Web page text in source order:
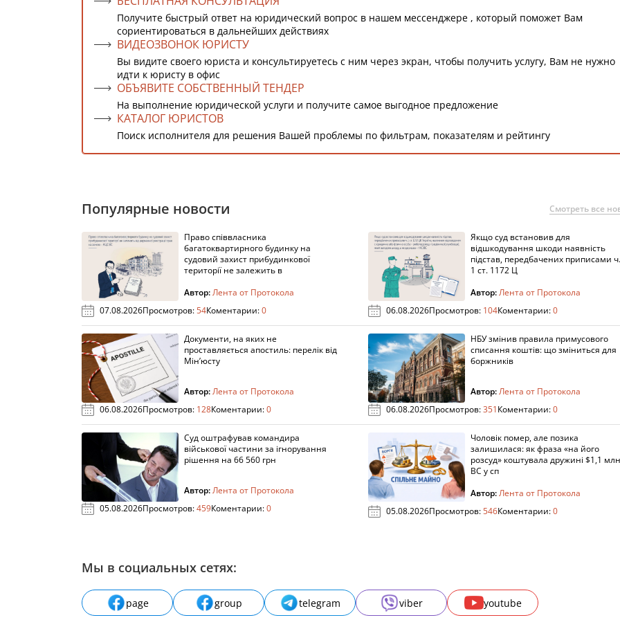
Получите быстрый ответ на юридический вопрос в нашем мессенджере , который поможет Вам
сориентироваться в дальнейших действиях
ВИДЕОЗВОНОК ЮРИСТУ
Вы видите своего юриста и консультируетесь с ним через экран, чтобы получить услугу, Вам не нужно
идти к юристу в офис
ОБЪЯВИТЕ СОБСТВЕННЫЙ ТЕНДЕР
На выполнение юридической услуги и получите самое выгодное предложение
КАТАЛОГ ЮРИСТОВ
Поиск исполнителя для решения Вашей проблемы по фильтрам, показателям и рейтингу
Популярные новости Смотреть все
Право співвласника
багатоквартирного будинку на
судовий захист прибудинкової
території не залежить в
Автор:Лента от Протокола
07.08.2026Просмотров:54Коментарии:0
Якщо суд встановив для
відшкодування шкоди наявність
підстав, передбачених приписами ч.
1 ст. 1172 Ц
Автор:Лента от Протокола
06.08.2026Просмотров: 104Коментарии:0
Документи, на яких не
проставляється апостиль: перелік від
Мін’юсту
Автор:Лента от Протокола
06.08.2026Просмотров: 128Коментарии:0
НБУ змінив правила примусового
списання коштів: що зміниться для
боржників
Автор:Лента от Протокола
06.08.2026Просмотров:351Коментарии:0
Суд оштрафував командира
військової частини за ігнорування
рішення на 66 560 грн
Автор:Лента от Протокола
05.08.2026Просмотров:459Коментарии:0
Чоловік помер, але позика
залишилася: як фраза «на його
розсуд» коштувала дружині $1,1
ВС у сп
Автор:Лента от Протокола
05.08.2026Просмотров:546Коментарии:0
Мы в социальных сетях:
page group telegram viber youtube